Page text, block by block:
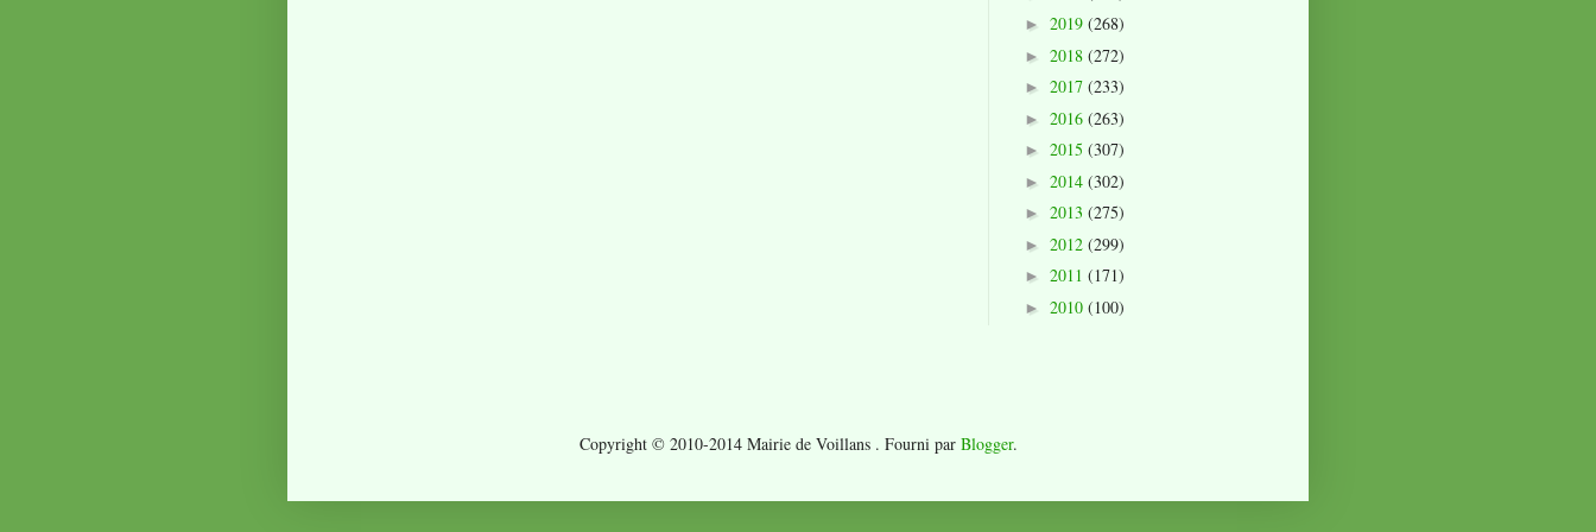
► 2019 (268)
► 2018 (272)
► 2017 (233)
► 2016 (263)
► 2015 (307)
► 2014 (302)
► 2013 (275)
► 2012 (299)
► 2011 (171)
► 2010 (100)
Copyright © 2010-2014 Mairie de Voillans . Fourni par Blogger.